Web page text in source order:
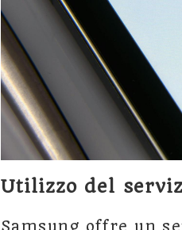
Utilizzo del
Samsung offre un